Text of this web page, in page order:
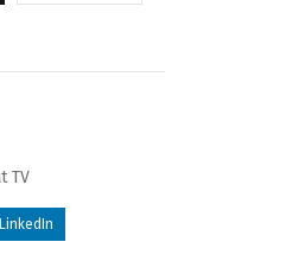
TV
LinkedIn